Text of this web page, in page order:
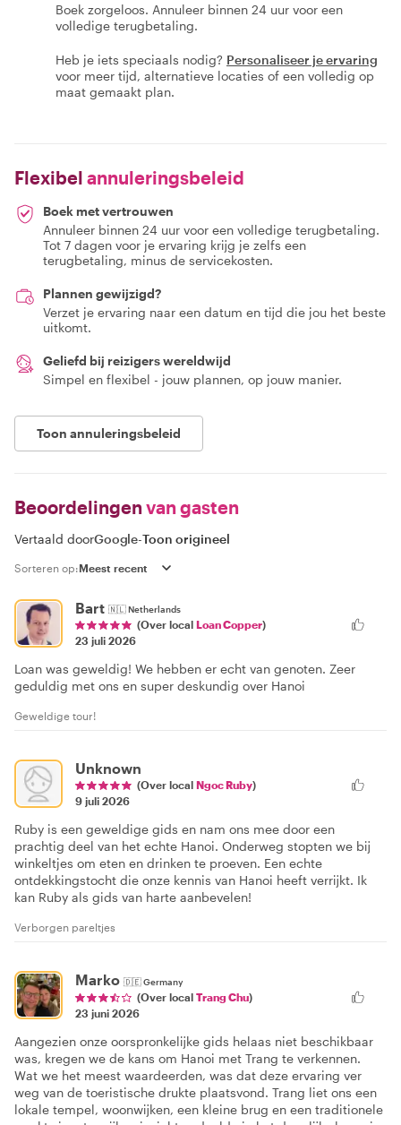
Boek zorgeloos. Annuleer binnen 24 uur voor een
volledige terugbetaling.
Heb je iets speciaals nodig? Personaliseer je ervaring
voor meer tijd, alternatieve locaties of een volledig op
maat gemaakt plan.
Flexibel annuleringsbeleid
Boek met vertrouwen
Annuleer binnen 24 uur voor een volledige terugbetaling.
Tot 7 dagen voor je ervaring krijg je zelfs een
terugbetaling, minus de servicekosten.
Plannen gewijzigd?
Verzet je ervaring naar een datum en tijd die jou het beste
uitkomt.
Geliefd bij reizigers wereldwijd
Simpel en flexibel - jouw plannen, op jouw manier.
Toon annuleringsbeleid
Beoordelingen van gasten
Vertaald doorGoogle-Toon origineel
Sorteren op:
Bart 🇳🇱Netherlands
(Over local Loan Copper)
23 juli 2026
Loan was geweldig! We hebben er echt van genoten. Zeer
geduldig met ons en super deskundig over Hanoi
Geweldige tour!
Unknown
(Over local Ngoc Ruby)
9 juli 2026
Ruby is een geweldige gids en nam ons mee door een
prachtig deel van het echte Hanoi. Onderweg stopten we bij
winkeltjes om eten en drinken te proeven. Een echte
ontdekkingstocht die onze kennis van Hanoi heeft verrijkt. Ik
kan Ruby als gids van harte aanbevelen!
Verborgen pareltjes
Marko 🇩🇪Germany
(Over local Trang Chu)
23 juni 2026
Aangezien onze oorspronkelijke gids helaas niet beschikbaar
was, kregen we de kans om Hanoi met Trang te verkennen.
Wat we het meest waardeerden, was dat deze ervaring ver
weg van de toeristische drukte plaatsvond. Trang liet ons een
lokale tempel, woonwijken, een kleine brug en een traditionele